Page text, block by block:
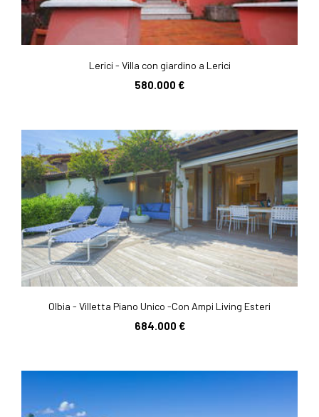
Lerici - Villa con giardino a Lerici
580.000 €
Olbia - Villetta Piano Unico -Con Ampi Living Esteri
684.000 €